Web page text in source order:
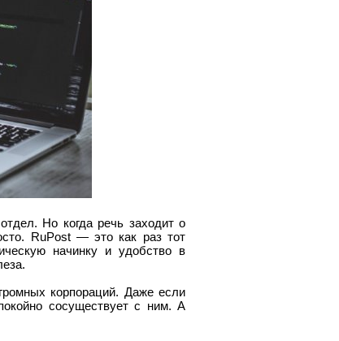
Но когда речь заходит о
RuPost — это как раз тот
начинку и удобство в
корпораций. Даже если
сосуществует с ним. А